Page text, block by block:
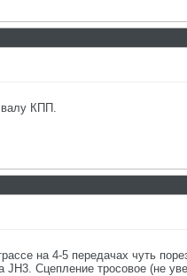
валу КПП.
на 4-5 передачах чуть
Cцепление тросовое (не